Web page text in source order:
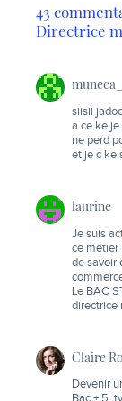
43
Directrice
siisii
a ce ke
ne perd
et je c ke
laurine
Je suis
ce métier
de savoir
Le BAC
directrice
Claire
Devenir